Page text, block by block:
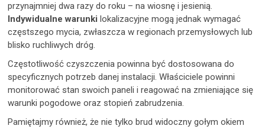
przynajmniej dwa razy do roku – na wiosnę i jesienią.
Indywidualne warunki lokalizacyjne mogą jednak wymagać
częstszego mycia, zwłaszcza w regionach przemysłowych lub
blisko ruchliwych dróg.
Częstotliwość czyszczenia powinna być dostosowana do
specyficznych potrzeb danej instalacji. Właściciele powinni
monitorować stan swoich paneli i reagować na zmieniające się
warunki pogodowe oraz stopień zabrudzenia.
Pamiętajmy również, że nie tylko brud widoczny gołym okiem